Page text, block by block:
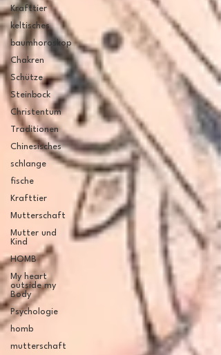
Krafttier
keltisches
baumhoroskop
Chakren
Schütze
Steinbock
Christentum
Traditionen
Chinesisches
schlange
fische
Krafttier
Mutterschaft
Mutter und
Kind
HOMB
My heart
outside my
Body
Psychologie
homb
mutterschaft